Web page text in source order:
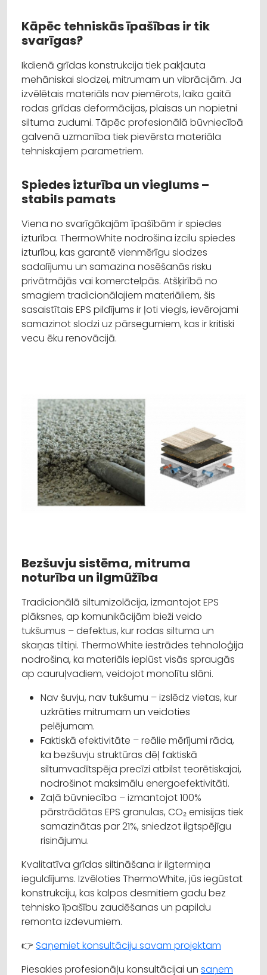
Kāpēc tehniskās īpašības ir tik
svarīgas?
Ikdienā grīdas konstrukcija tiek pakļauta
mehāniskai slodzei, mitrumam un vibrācijām. Ja
izvēlētais materiāls nav piemērots, laika gaitā
rodas grīdas deformācijas, plaisas un nopietni
siltuma zudumi. Tāpēc profesionālā būvniecībā
galvenā uzmanība tiek pievērsta materiāla
tehniskajiem parametriem.
Spiedes izturība un vieglums –
stabils pamats
Viena no svarīgākajām īpašībām ir spiedes
izturība. ThermoWhite nodrošina izcilu spiedes
izturību, kas garantē vienmērīgu slodzes
sadalījumu un samazina nosēšanās risku
privātmājās vai komerctelpās. Atšķirībā no
smagiem tradicionālajiem materiāliem, šis
sasaistītais EPS pildījums ir ļoti viegls, ievērojami
samazinot slodzi uz pārsegumiem, kas ir kritiski
vecu ēku renovācijā.
Bezšuvju sistēma, mitruma
noturība un ilgmūžība
Tradicionālā siltumizolācija, izmantojot EPS
plāksnes, ap komunikācijām bieži veido
tukšumus – defektus, kur rodas siltuma un
skaņas tiltiņi. ThermoWhite iestrādes tehnoloģija
nodrošina, ka materiāls ieplūst visās spraugās
ap cauruļvadiem, veidojot monolītu slāni.
Nav šuvju, nav tukšumu – izslēdz vietas, kur
uzkrāties mitrumam un veidoties
pelējumam.
Faktiskā efektivitāte – reālie mērījumi rāda,
ka bezšuvju struktūras dēļ faktiskā
siltumvadītspēja precīzi atbilst teorētiskajai,
nodrošinot maksimālu energoefektivitāti.
Zaļā būvniecība – izmantojot 100%
pārstrādātas EPS granulas, CO₂ emisijas tiek
samazinātas par 21%, sniedzot ilgtspējīgu
risinājumu.
Kvalitatīva grīdas siltināšana ir ilgtermiņa
ieguldījums. Izvēloties ThermoWhite, jūs iegūstat
konstrukciju, kas kalpos desmitiem gadu bez
tehnisko īpašību zaudēšanas un papildu
remonta izdevumiem.
👉 Saņemiet konsultāciju savam projektam
Piesakies profesionāļu konsultācijai un saņem